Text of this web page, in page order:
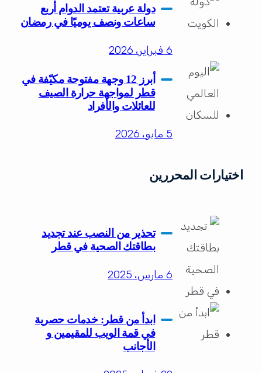
دولة عربية تعتمد الدوام أربع
ساعات ونصف يوميًا في رمضان
أبرز 12 وجهة مفتوحة مكيّفة في
قطر لمواجهة حرارة الصيف
للعائلات والأفراد
اختيارات المحررين
تحذير من النصب عند تجديد
بطاقتك الصحية في قطر
ابدأ من قطر: خدمات حصرية
في قمة الويب للمقيمين و
الأجانب